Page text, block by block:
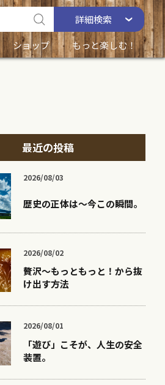
詳細検索
ショップ もっと楽しむ！
最近の投稿
2026/08/03
歴史の正体は〜今この瞬間。
2026/08/02
贅沢〜もっともっと！から抜
け出す方法
2026/08/01
「遊び」こそが、人生の安全
装置。